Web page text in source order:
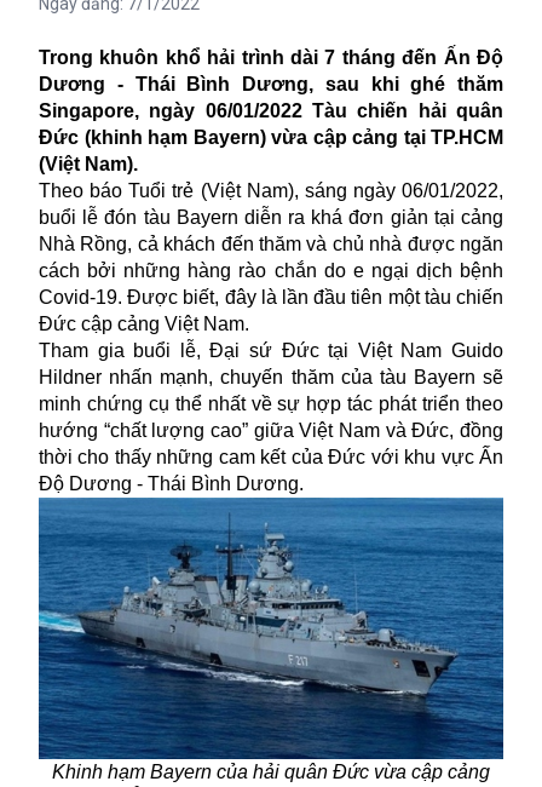
Trong khuôn khổ hải trình dài 7 tháng đến Ấn Độ
Dương - Thái Bình Dương, sau khi ghé thăm
Singapore, ngày 06/01/2022 Tàu chiến hải quân
Đức (khinh hạm Bayern)vừa cập cảng tại TP.HCM
(Việt Nam).
Theo báo Tuổi trẻ (Việt Nam), sáng ngày 06/01/2022,
buổi lễ đón tàu Bayern diễn ra khá đơn giản tại cảng
Nhà Rồng, cả khách đến thăm và chủ nhà được ngăn
cách bởi những hàng rào chắn do e ngại dịch bệnh
Covid-19. Được biết, đây là lần đầu tiên một tàu chiến
Đức cập cảng Việt Nam.
Tham gia buổi lễ, Đại sứ Đức tại Việt Nam Guido
Hildner nhấn mạnh, chuyến thăm của tàu Bayern sẽ
minh chứng cụ thể nhất về sự hợp tác phát triển theo
hướng “chất lượng cao” giữa Việt Nam và Đức, đồng
thời cho thấy những cam kết của Đức với khu vực Ấn
Độ Dương - Thái Bình Dương.
Khinh hạm Bayern của hải quân Đức vừa cập cảng